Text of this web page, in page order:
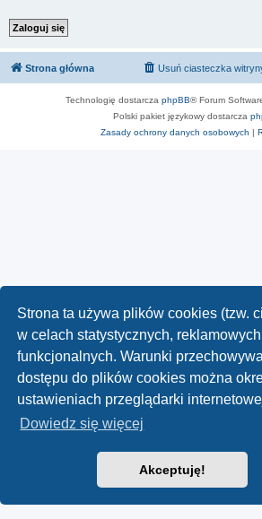
Strona ta używa plików cookies (tzw.
w celach statystycznych,
funkcjonalnych. Warunki
dostępu do plików cookies można
ustawieniach przeglądarki
Dowiedz się więcej
Akceptuję!
Strona główna Usuń ciasteczka
Technologię dostarcza phpBB® Forum
Polski pakiet językowy dostarcza
Zasady ochrony danych osobowych |